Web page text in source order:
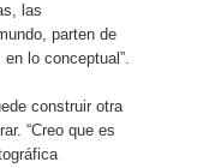
las
parten de
lo conceptual”.
construir otra
“Creo que es